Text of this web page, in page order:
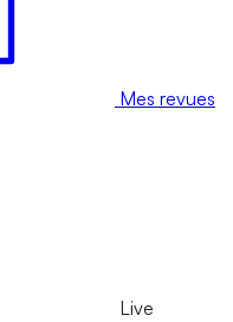
Mes revues
Live